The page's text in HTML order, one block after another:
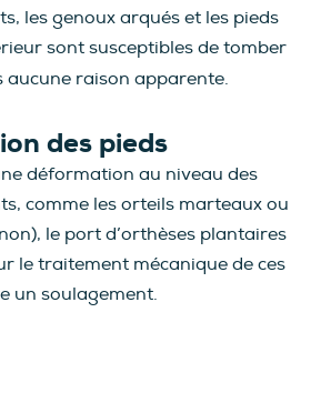
les genoux arqués et les pieds
sont susceptibles de tomber
raison apparente.
des pieds
déformation au niveau des
comme les orteils marteaux ou
le port d’orthèses plantaires
le traitement mécanique de ces
un soulagement.